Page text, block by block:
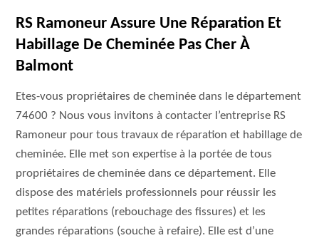
RS Ramoneur Assure Une Réparation Et
Habillage De Cheminée Pas Cher À
Balmont
Etes-vous propriétaires de cheminée dans le département
74600 ? Nous vous invitons à contacter l’entreprise RS
Ramoneur pour tous travaux de réparation et habillage de
cheminée. Elle met son expertise à la portée de tous
propriétaires de cheminée dans ce département. Elle
dispose des matériels professionnels pour réussir les
petites réparations (rebouchage des fissures) et les
grandes réparations (souche à refaire). Elle est d’une